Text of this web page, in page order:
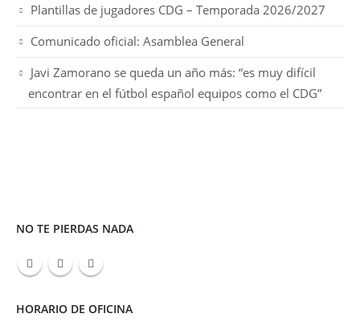
Plantillas de jugadores CDG – Temporada 2026/2027
Comunicado oficial: Asamblea General
Javi Zamorano se queda un año más: “es muy difícil
encontrar en el fútbol español equipos como el CDG”
NO TE PIERDAS NADA
HORARIO DE OFICINA